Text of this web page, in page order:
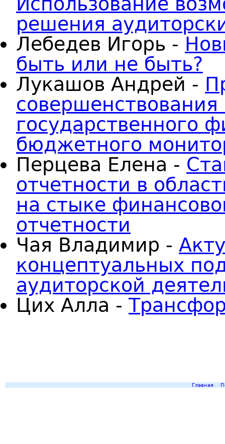
решения
Лебедев Игорь -
быть или не быть?
Лукашов Андрей -
государственного
бюджетного
Перцева Елена -
отчетности в
на стыке
отчетности
Чая Владимир -
концептуальных
аудиторской
Цих Алла -
Главная